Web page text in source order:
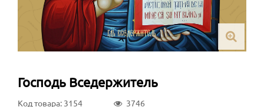
Господь Вседержитель
Код товара: 3154 3746